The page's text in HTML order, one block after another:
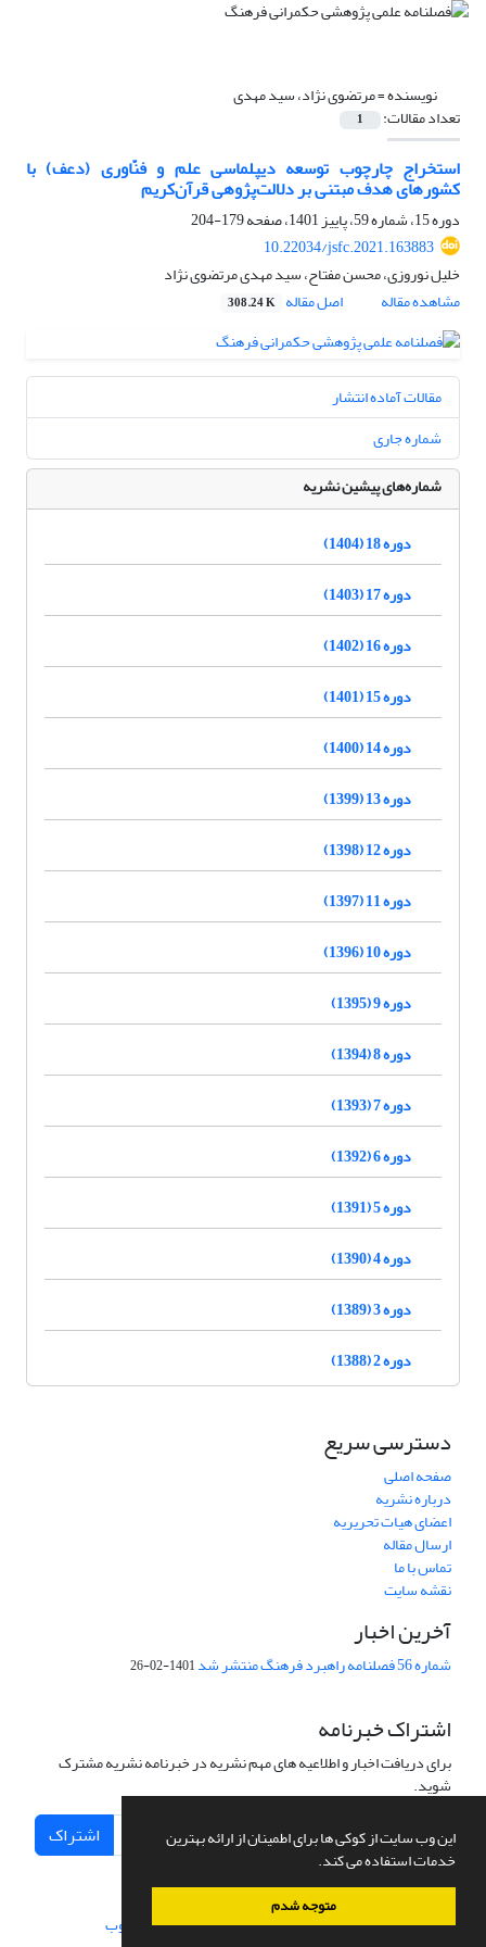
این وب سایت از کوکی ها برای اطمینان از ارائه بهترین
خدمات استفاده می کند.
متوجه شدم
نویسنده =مرتضوی نژاد، سید مهدی
تعداد مقالات: 1
استخراج چارچوب توسعه دیپلماسی علم و فنّاوری (دعف) با
کشور‌های هدف مبتنی بر دلالت‌‌پژوهی قرآن‌کریم
دوره 15، شماره 59، پاییز 1401، صفحه
179-204
10.22034/jsfc.2021.163883
خلیل نوروزی، محسن مفتاح، سید مهدی مرتضوی نژاد
مشاهده مقاله
اصل مقاله 308.24 K
مقالات آماده انتشار
شماره جاری
شماره‌های پیشین نشریه
دوره 18 (1404)
دوره 17 (1403)
دوره 16 (1402)
دوره 15 (1401)
دوره 14 (1400)
دوره 13 (1399)
دوره 12 (1398)
دوره 11 (1397)
دوره 10 (1396)
دوره 9 (1395)
دوره 8 (1394)
دوره 7 (1393)
دوره 6 (1392)
دوره 5 (1391)
دوره 4 (1390)
دوره 3 (1389)
دوره 2 (1388)
دسترسی سریع
صفحه اصلی
درباره نشریه
اعضای هیات تحریریه
ارسال مقاله
تماس با ما
نقشه سایت
آخرین اخبار
شماره 56 فصلنامه راهبرد فرهنگ منتشر شد 1401-02-26
اشتراک خبرنامه
برای دریافت اخبار و اطلاعیه های مهم نشریه در خبرنامه نشریه مشترک
شوید.
اشتراک
سامانه مدیریت نشریات علمی.طراحی و پیاده سازی از سیناوب